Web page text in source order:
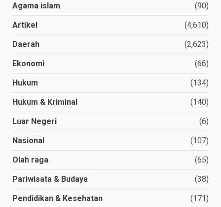
Agama islam (90)
Artikel (4,610)
Daerah (2,623)
Ekonomi (66)
Hukum (134)
Hukum & Kriminal (140)
Luar Negeri (6)
Nasional (107)
Olah raga (65)
Pariwisata & Budaya (38)
Pendidikan & Kesehatan
(171)